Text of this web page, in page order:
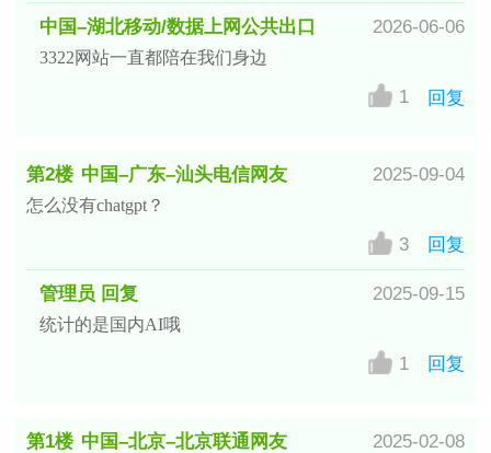
中国–湖北移动/数据上网公共出口
网友
2026-06-06
3322网站一直都陪在我们身边
1 回复
第2楼 中国–广东–汕头电信网友 2025-09-04
怎么没有chatgpt？
3 回复
管理员 回复 2025-09-15
统计的是国内AI哦
1 回复
第1楼 中国–北京–北京联通网友 2025-02-08